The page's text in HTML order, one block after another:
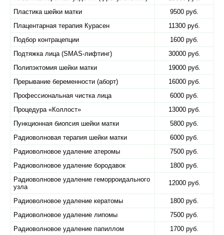
Пластика шейки матки
9500 руб.
Плацентарная терапия Курасен
11300 руб.
Подбор контрацепции
1600 руб.
Подтяжка лица (SMAS-лифтинг)
30000 руб.
Полипэктомия шейки матки
19000 руб.
Прерывание беременности (аборт)
16000 руб.
Профессиональная чистка лица
6000 руб.
Процедура «Коллост»
13000 руб.
Пункционная биопсия шейки матки
5800 руб.
Радиоволновая терапия шейки матки
6000 руб.
Радиоволновое удаление атеромы
7500 руб.
Радиоволновое удаление бородавок
1800 руб.
Радиоволновое удаление геморроидального
узла
12000 руб.
Радиоволновое удаление кератомы
1800 руб.
Радиоволновое удаление липомы
7500 руб.
Радиоволновое удаление папиллом
1700 руб.